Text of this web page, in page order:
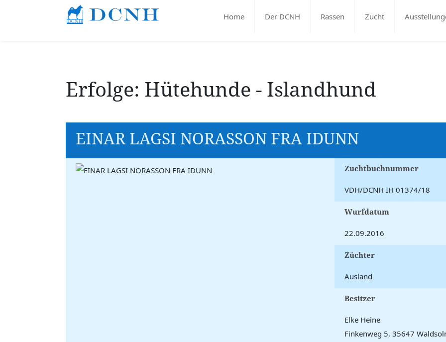
Home Der DCNH Rassen Zucht
Erfolge: Hütehunde - Islandhund
EINAR LAGSI NORASSON FRA IDUNN
Zuchtbuchnummer
VDH/DCNH IH 01374/18
Wurfdatum
22.09.2016
Züchter
Ausland
Besitzer
Elke Heine
Finkenweg 5, 35647